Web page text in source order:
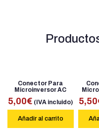
Conector Para
Microinversor AC
5,00€ (IVA incluido)
Añadir al carrito
5,50